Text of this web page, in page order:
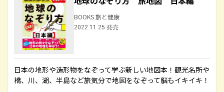
BOOKS 旅と健康
2022.11.25 発売
日本の地形や造形物をなぞって学ぶ新しい地図本！観光名所や
橋、川、湖、半島など旅気分で地図をなぞって脳もイキイキ！